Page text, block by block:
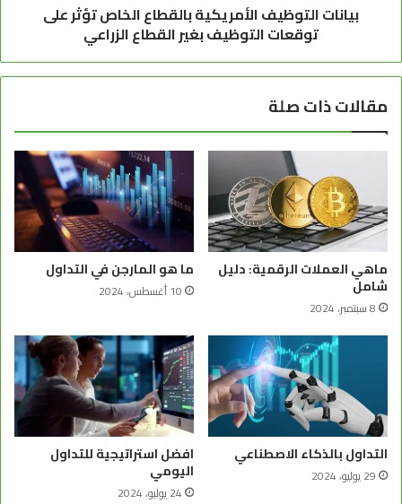
بيانات التوظيف الأمريكية بالقطاع الخاص تؤثر على
توقعات التوظيف بغير القطاع الزراعي
مقالات ذات صلة
ماهي العملات الرقمية: دليل
شامل
8 سبتمبر، 2024
ما هو المارجن في التداول
10 أغسطس، 2024
التداول بالذكاء الاصطناعي
29 يوليو، 2024
افضل استراتيجية للتداول
اليومي
24 يوليو، 2024